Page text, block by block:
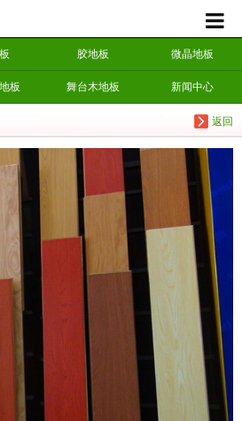
胶地板 微晶地板
板 舞台木地板 新闻中心
返回